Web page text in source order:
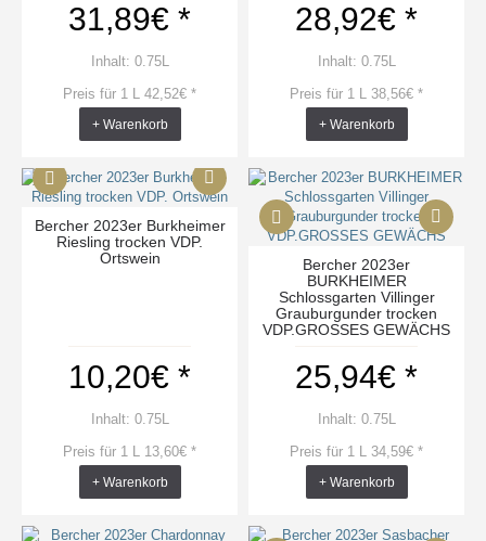
31,89€ *
Inhalt: 0.75L
Preis für 1 L 42,52€ *
+ Warenkorb
28,92€ *
Inhalt: 0.75L
Preis für 1 L 38,56€ *
+ Warenkorb
Bercher 2023er Burkheimer
Riesling trocken VDP.
Ortswein
10,20€ *
Inhalt: 0.75L
Preis für 1 L 13,60€ *
+ Warenkorb
Bercher 2023er
BURKHEIMER
Schlossgarten Villinger
Grauburgunder trocken
VDP.GROSSES GEWÄCHS
25,94€ *
Inhalt: 0.75L
Preis für 1 L 34,59€ *
+ Warenkorb